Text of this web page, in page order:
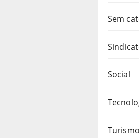
Sem
Social
Turismo